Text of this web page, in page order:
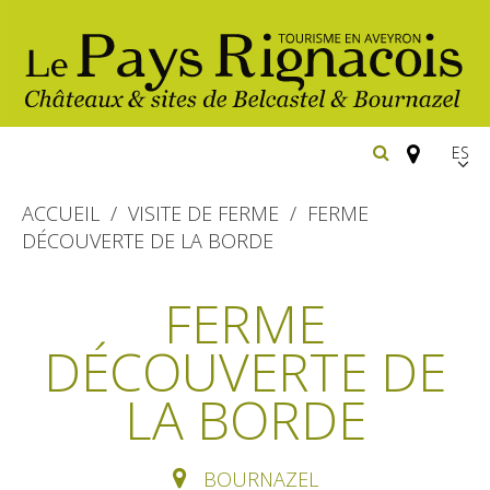
imprescindibles
Belcastel: pueblo y castillo
Bournazel: pueblo y castillo
Los parajes
Senderismo
Cicloturismo
Equitación
Hoteles y centros
de vacaciones
Restaurantes
ACCUEIL VISITE DE FERME
FERME
DÉCOUVERTE DE LA BORDE
FERME
DÉCOUVERTE DE
LA BORDE
BOURNAZEL